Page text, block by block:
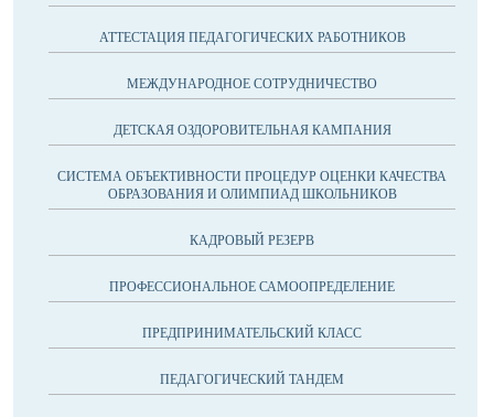
АТТЕСТАЦИЯ ПЕДАГОГИЧЕСКИХ РАБОТНИКОВ
МЕЖДУНАРОДНОЕ СОТРУДНИЧЕСТВО
ДЕТСКАЯ ОЗДОРОВИТЕЛЬНАЯ КАМПАНИЯ
CИСТЕМА ОБЪЕКТИВНОСТИ ПРОЦЕДУР ОЦЕНКИ КАЧЕСТВА
ОБРАЗОВАНИЯ И ОЛИМПИАД ШКОЛЬНИКОВ
КАДРОВЫЙ РЕЗЕРВ
ПРОФЕССИОНАЛЬНОЕ САМООПРЕДЕЛЕНИЕ
ПРЕДПРИНИМАТЕЛЬСКИЙ КЛАСС
ПЕДАГОГИЧЕСКИЙ ТАНДЕМ